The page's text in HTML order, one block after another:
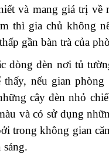
và mang giá trị
thì gia chủ không
gần bàn trà của
dòng đèn nơi tủ
nếu gian
cây đèn nhỏ
và có sử dụng
trong không gian
sáng.